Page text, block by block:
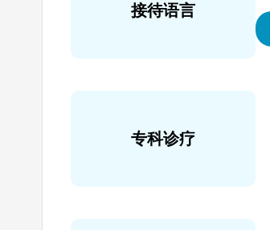
接待语言
专科诊疗